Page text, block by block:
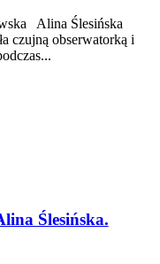
Alina Ślesińska
czujną obserwatorką i
Ślesińska.